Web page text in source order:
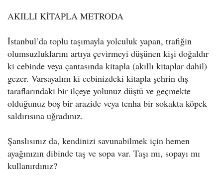
AKILLI KİTAPLA METRODA
İstanbul’da toplu taşımayla yolculuk yapan, trafiğin
olumsuzluklarını artıya çevirmeyi düşünen kişi doğaldır
ki cebinde veya çantasında kitapla (akıllı kitaplar dahil)
gezer. Varsayalım ki cebinizdeki kitapla şehrin dış
taraflarındaki bir ilçeye yolunuz düştü ve geçmekte
olduğunuz boş bir arazide veya tenha bir sokakta köpek
saldırısına uğradınız.
Şanslısınız da, kendinizi savunabilmek için hemen
ayağınızın dibinde taş ve sopa var. Taşı mı, sopayı mı
kullanırdınız?